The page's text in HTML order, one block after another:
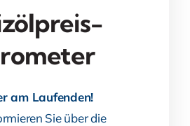
am Laufenden!
Sie über die